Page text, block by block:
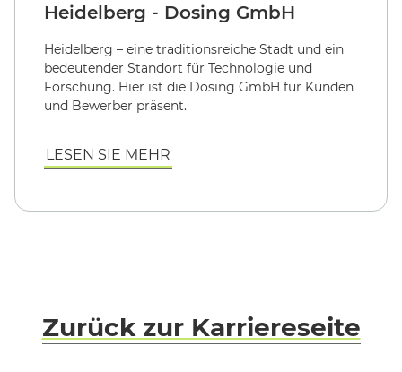
Heidelberg - Dosing GmbH
Heidelberg – eine traditionsreiche Stadt und ein
bedeutender Standort für Technologie und
Forschung. Hier ist die Dosing GmbH für Kunden
und Bewerber präsent.
LESEN SIE MEHR
Zurück zur Karriereseite